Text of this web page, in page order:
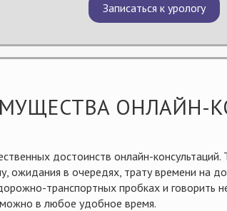
Записаться к урологу
ОНЛАЙН-
достоинств онлайн-консультаций.
ожидания в очередях, трату времени на
транспортных пробках и говорить
в любое удобное время.